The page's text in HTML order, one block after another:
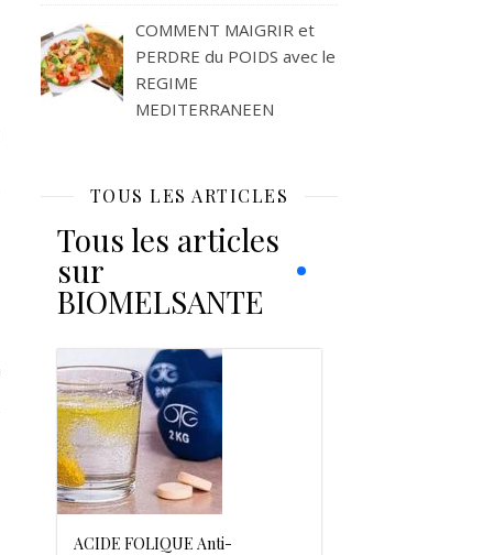
COMMENT MAIGRIR et
PERDRE du POIDS avec le
REGIME
MEDITERRANEEN
TOUS LES ARTICLES
Tous les articles
sur
BIOMELSANTE
ACIDE FOLIQUE Anti-